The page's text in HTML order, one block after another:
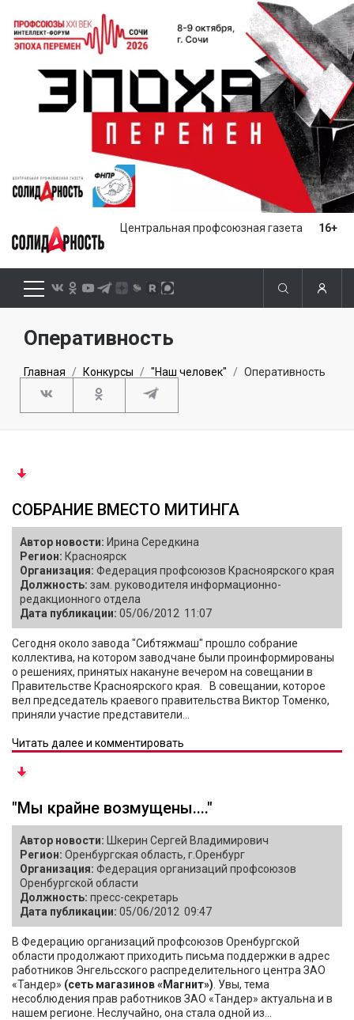
Центральная профсоюзная газета 16+
Оперативность
Главная Конкурсы "Наш человек" Оперативность
СОБРАНИЕ ВМЕСТО МИТИНГА
Автор новости: Ирина Середкина
Регион: Красноярск
Организация: Федерация профсоюзов Красноярского края
Должность: зам. руководителя информационно-
редакционного отдела
Дата публикации: 05/06/2012 11:07
Сегодня около завода "Сибтяжмаш" прошло собрание
коллектива, на котором заводчане были проинформированы
о решениях, принятых накануне вечером на совещании в
Правительстве Красноярского края. В совещании, которое
вел председатель краевого правительства Виктор Томенко,
приняли участие представители...
Читать далее и комментировать
"Мы крайне возмущены...."
Автор новости: Шкерин Сергей Владимирович
Регион: Оренбургская область, г.Оренбург
Организация: Федерация организаций профсоюзов
Оренбургской области
Должность: пресс-секретарь
Дата публикации: 05/06/2012 09:47
В Федерацию организаций профсоюзов Оренбургской
области продолжают приходить письма поддержки в адрес
работников Энгельсского распределительного центра ЗАО
«Тандер» (сеть магазинов «Магнит») . Увы, тема
несоблюдения прав работников ЗАО «Тандер» актуальна и в
нашем регионе. Неслучайно, она стала одной из...